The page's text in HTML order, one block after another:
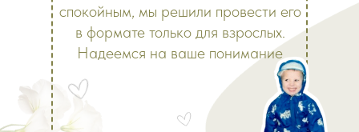
спокойным, мы решили провести его
в формате только для взрослых.
Надеемся на ваше понимание